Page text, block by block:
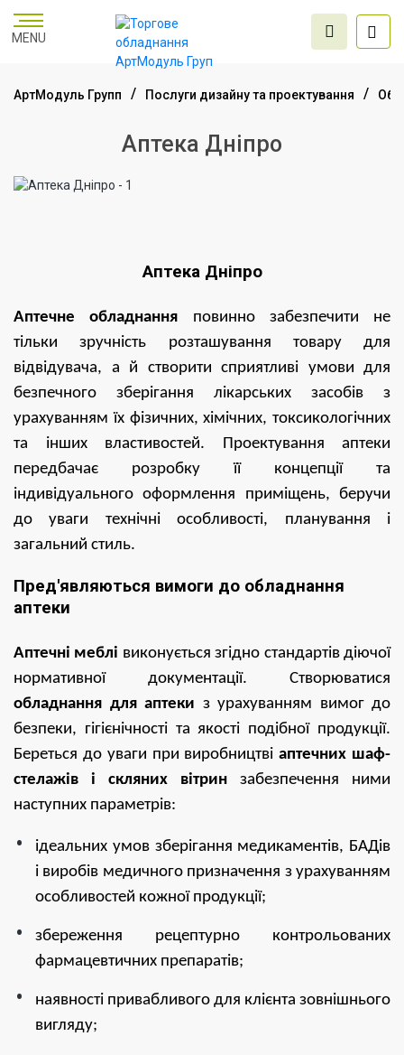
MENU
Послуги дизайну та
АртМодуль Групп Послуги дизайну та проектування
Аптека Дніпро
Аптека Дніпро
Аптечне обладнання повинно забезпечити не
тільки зручність розташування товару для
відвідувача, а й створити сприятливі умови для
безпечного зберігання лікарських засобів з
урахуванням їх фізичних, хімічних, токсикологічних
та інших властивостей. Проектування аптеки
передбачає розробку її концепції та
індивідуального оформлення приміщень, беручи
до уваги технічні особливості, планування і
загальний стиль.
Пред'являються вимоги до обладнання
аптеки
Аптечні меблі виконується згідно стандартів діючої
нормативної документації. Створюватися
обладнання для аптеки з урахуванням вимог до
безпеки, гігієнічності та якості подібної продукції.
Береться до уваги при виробництвіаптечних шаф-
стелажів і скляних вітрин забезпечення ними
наступних параметрів:
ідеальних умов зберігання медикаментів, БАДів
і виробів медичного призначення з урахуванням
особливостей кожної продукції;
збереження рецептурно контрольованих
фармацевтичних препаратів;
наявності привабливого для клієнта зовнішнього
вигляду;